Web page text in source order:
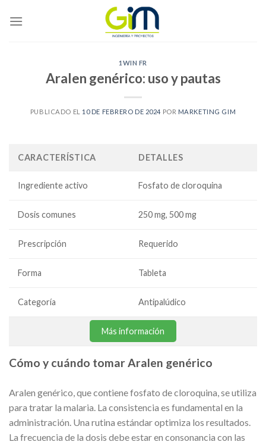
1WIN FR
Aralen genérico: uso y pautas
PUBLICADO EL 10 DE FEBRERO DE 2024 POR MARKETING GIM
CARACTERÍSTICA DETALLES
Ingrediente activo Fosfato de cloroquina
Dosis comunes 250 mg, 500 mg
Prescripción Requerido
Forma Tableta
Categoría Antipalúdico
Más información
Cómo y cuándo tomar Aralen genérico
Aralen genérico, que contiene fosfato de cloroquina, se utiliza
para tratar la malaria. La consistencia es fundamental en la
administración. Una rutina estándar optimiza los resultados.
La frecuencia de la dosis debe estar en consonancia con las